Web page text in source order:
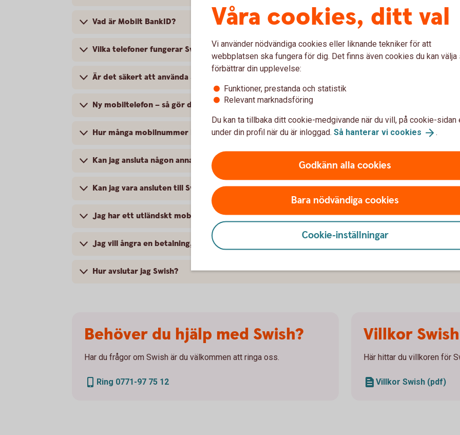
Vad är Mobilt BankID?
Vilka telefoner fungerar Swish på?
Är det säkert att använda Swish?
Ny mobiltelefon – så gör du med Swish
Hur många mobilnummer kan jag ansluta till Swish?
Kan jag ansluta någon annans mobilnummer?
Kan jag vara ansluten till Swish i flera banker?
Jag har ett utländskt mobilnummer, kan jag ansluta mig till Swish?
Jag vill ångra en betalning, hur gör jag?
Hur avslutar jag Swish?
Behöver du hjälp med Swish?
Har du frågor om Swish är du välkommen att ringa oss.
Ring 0771-97 75 12
Villkor Swish
Här hittar du villkoren för
Villkor Swish (pdf)
Våra cookies, ditt val
Vi använder nödvändiga cookies eller liknande tekniker för att
webbplatsen ska fungera för dig. Det finns även cookies du kan välja
förbättrar din upplevelse:
Funktioner, prestanda och statistik
Relevant marknadsföring
Du kan ta tillbaka ditt cookie-medgivande när du vill, på cookie-sidan
under din profil när du är inloggad. Så hanterar vi cookies .
Godkänn alla cookies
Bara nödvändiga cookies
Cookie-inställningar